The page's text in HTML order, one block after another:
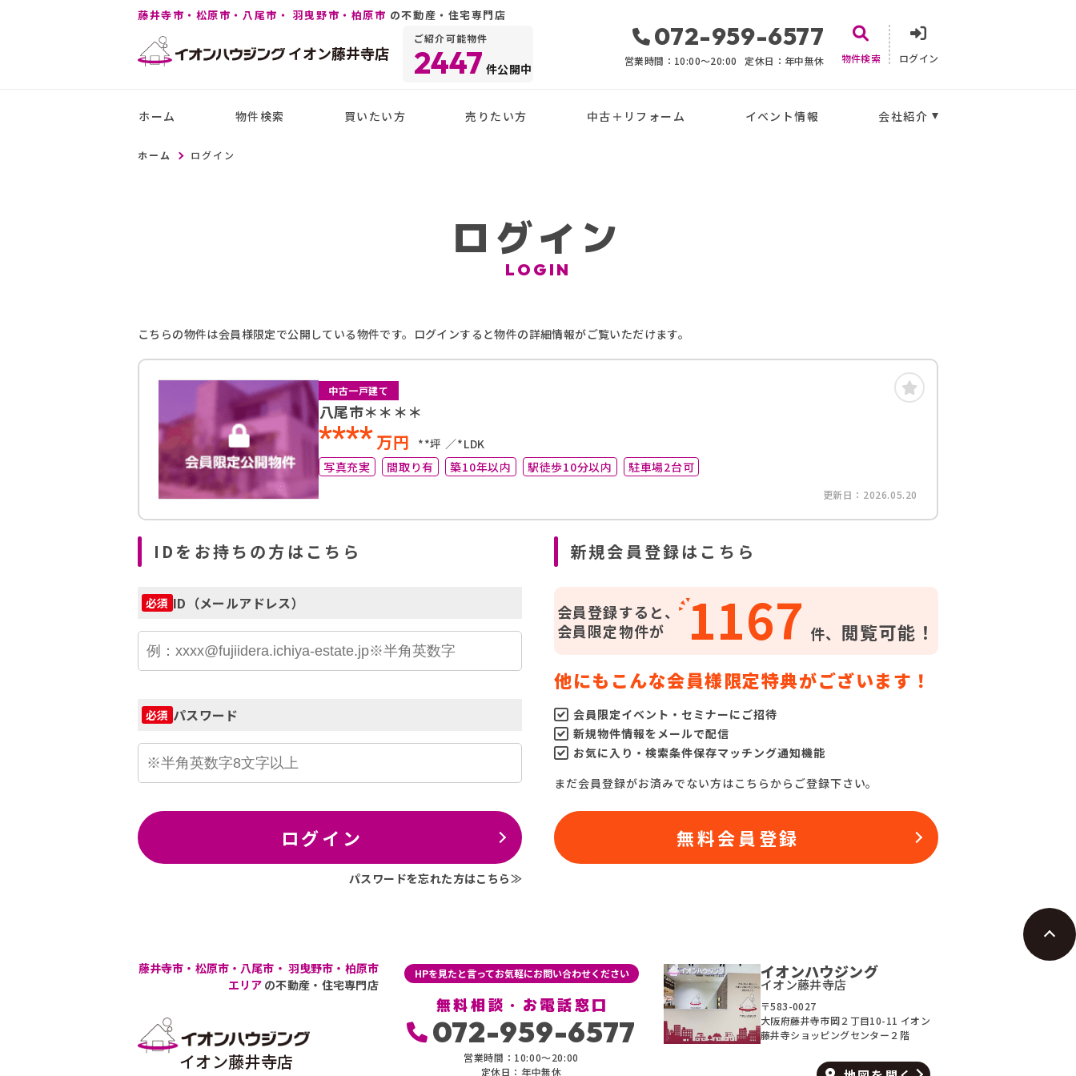
藤井寺市・松原市・八尾市・ 羽曳野市・柏原市 の不動産・住宅専門店
イオン藤井寺店
ご紹介可能物件
2447 件公開中
072-959-6577
営業時間：10:00〜20:00 定休日：年中無休 物件検索 ログイン
ホーム 物件検索 買いたい方 売りたい方 中古＋リフォーム イベント情報 会社紹介
ホーム ログイン
ログイン
LOGIN
こちらの物件は会員様限定で公開している物件です。ログインすると物件の詳細情報がご覧いただけます。
中古一戸建て
八尾市＊＊＊＊
****万円 **坪
*LDK
写真充実
間取り有 築10年以内 駅徒歩10分以内 駐車場2台可
更新日：2026.05.20
IDをお持ちの方はこちら
必須 ID（メールアドレス）
必須 パスワード
ログイン
パスワードを忘れた方はこちら≫
新規会員登録はこちら
会員登録すると、
会員限定物件が
1167 件、 閲覧可能！
他にもこんな会員様限定特典がございます！
会員限定イベント・セミナーにご招待
新規物件情報をメールで配信
お気に入り・検索条件保存マッチング通知機能
まだ会員登録がお済みでない方はこちらからご登録下さい。
無料会員登録
藤井寺市・松原市・八尾市・ 羽曳野市・柏原市
エリア の不動産・住宅専門店
イオン藤井寺店
HPを見たと言ってお気軽にお問い合わせください
無料相談・お電話窓口
072-959-6577
営業時間：10:00〜20:00
定休日：年中無休
イオンハウジング
イオン藤井寺店
〒583-0027
大阪府藤井寺市岡２丁目10-11 イオン
藤井寺ショッピングセンター２階